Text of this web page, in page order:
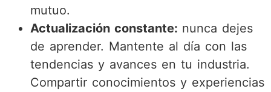
mutuo.
Actualización constante: nunca dejes
de aprender. Mantente al día con las
tendencias y avances en tu industria.
Compartir conocimientos y experiencias